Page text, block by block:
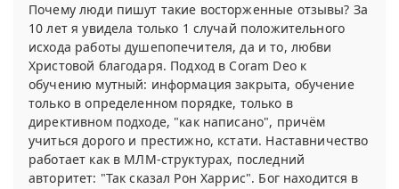
Почему люди пишут такие восторженные отзывы? За
10 лет я увидела только 1 случай положительного
исхода работы душепопечителя, да и то, любви
Христовой благодаря. Подход в Coram Deo к
обучению мутный: информация закрыта, обучение
только в определенном порядке, только в
директивном подходе, "как написано", причём
учиться дорого и престижно, кстати. Наставничество
работает как в МЛМ-структурах, последний
авторитет: "Так сказал Рон Харрис". Бог находится в